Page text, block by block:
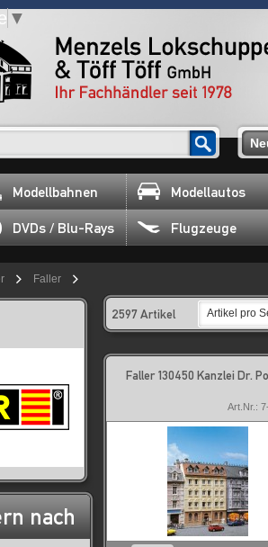
▼
Modellbahnen Modellautos
DVDs / Blu-Rays Flugzeuge
Faller
nach
2597 Artikel Artikel pro
Faller 130450 Kanzlei Dr.
Art.Nr.: